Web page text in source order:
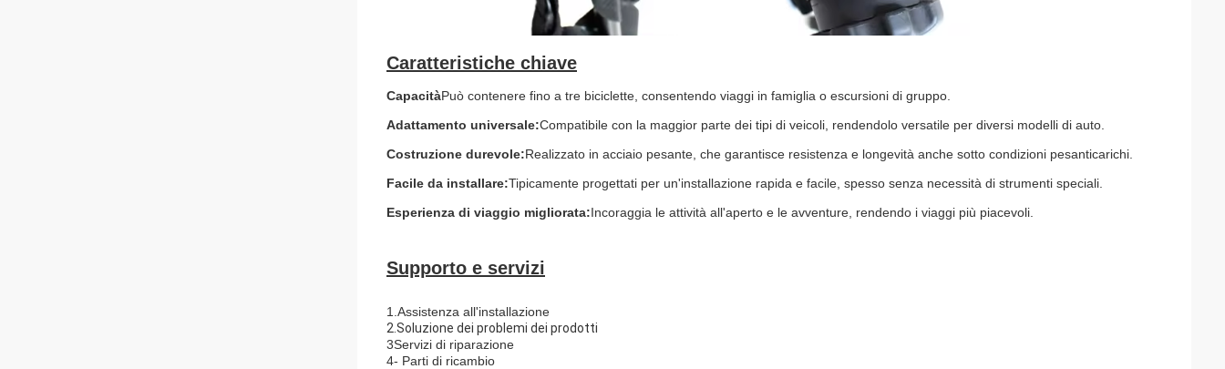
Caratteristiche chiave
CapacitàPuò contenere fino a tre biciclette, consentendo viaggi in famiglia o escursioni di gruppo.
Adattamento universale:Compatibile con la maggior parte dei tipi di veicoli, rendendolo versatile per diversi modelli di auto.
Costruzione durevole:Realizzato in acciaio pesante, che garantisce resistenza e longevità anche sotto condizioni pesanticarichi.
Facile da installare:Tipicamente progettati per un'installazione rapida e facile, spesso senza necessità di strumenti speciali.
Esperienza di viaggio migliorata:Incoraggia le attività all'aperto e le avventure, rendendo i viaggi più piacevoli.
Supporto e servizi
1.Assistenza all'installazione
2.Soluzione dei problemi dei prodotti
3Servizi di riparazione
4- Parti di ricambio